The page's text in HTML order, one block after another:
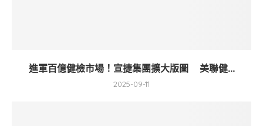
進軍百億健檢市場！宣捷集團擴大版圖 美聯健...
2025-09-11